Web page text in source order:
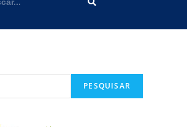
PESQUISAR